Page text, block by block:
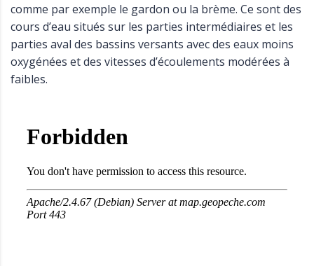
comme par exemple le gardon ou la brème. Ce sont des
cours d’eau situés sur les parties intermédiaires et les
parties aval des bassins versants avec des eaux moins
oxygénées et des vitesses d’écoulements modérées à
faibles.